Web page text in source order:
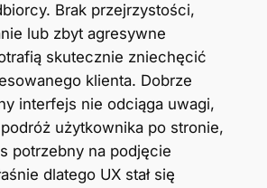
Brak przejrzystości,
lub zbyt agresywne
skutecznie zniechęcić
klienta. Dobrze
interfejs nie odciąga uwagi,
użytkownika po stronie,
potrzebny na podjęcie
dlatego UX stał się